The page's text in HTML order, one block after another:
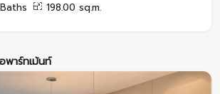
198.00 sq.m.
พาร์ทเม้นท์